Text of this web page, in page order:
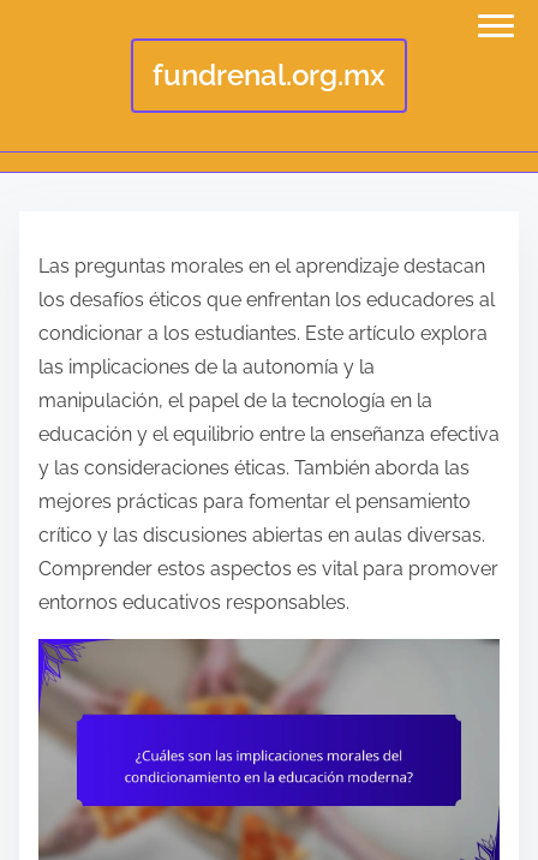
fundrenal.org.mx
Las preguntas morales en el aprendizaje destacan
los desafíos éticos que enfrentan los educadores al
condicionar a los estudiantes. Este artículo explora
las implicaciones de la autonomía y la
manipulación, el papel de la tecnología en la
educación y el equilibrio entre la enseñanza efectiva
y las consideraciones éticas. También aborda las
mejores prácticas para fomentar el pensamiento
crítico y las discusiones abiertas en aulas diversas.
Comprender estos aspectos es vital para promover
entornos educativos responsables.